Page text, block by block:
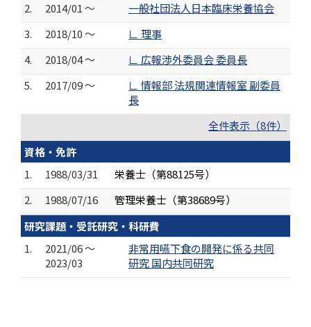
2.
2014/01 ～
一般社団法人日本臨床栄養協会
3.
2018/10 ～
∟ 理事
4.
2018/04 ～
∟ 広報渉外委員会 委員長
5.
2017/09 ～
∟ 情報部 法規関連情報室 副委員
長
全件表示（8件）
資格・免許
1.
1988/03/31
栄養士（第88125号）
2.
1988/07/16
管理栄養士（第38689号）
研究課題・受託研究・科研費
1.
2021/06 ～
2023/03
非常用嚥下食の開発に係る共同
研究 国内共同研究